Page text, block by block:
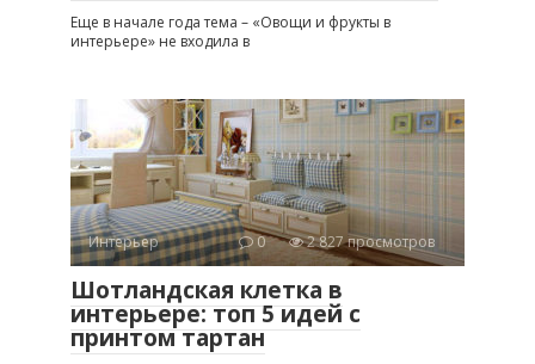
Еще в начале года тема – «Овощи и фрукты в
интерьере» не входила в
Интерьер 0 2 827 просмотров
Шотландская клетка в
интерьере: топ 5 идей с
принтом тартан